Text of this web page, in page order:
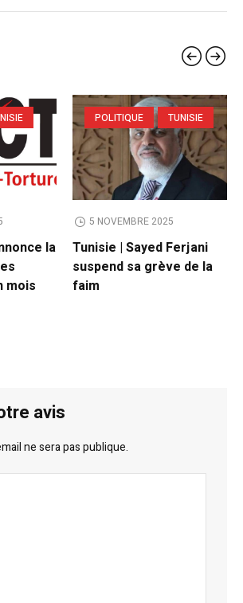
la
mois
POLITIQUE TUNISIE
5 NOVEMBRE 2025
Tunisie | Sayed Ferjani
suspend sa grève de la
faim
avis
ne sera pas publique.